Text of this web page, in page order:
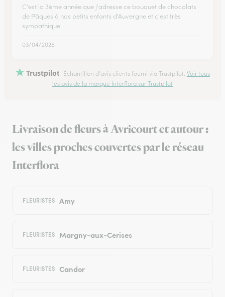
C'est la 3ème année que j'adresse ce bouquet de chocolats
de Pâques à nos petits enfants d'Auvergne et c'est très
sympathique
03/04/2026
Trustpilot Échantillon d'avis clients fourni via Trustpilot. Voir tous
les avis de la marque Interflora sur Trustpilot
Livraison de fleurs à Avricourt et autour :
les villes proches couvertes par le réseau
Interflora
FLEURISTES Amy
FLEURISTES Margny-aux-Cerises
FLEURISTES Candor